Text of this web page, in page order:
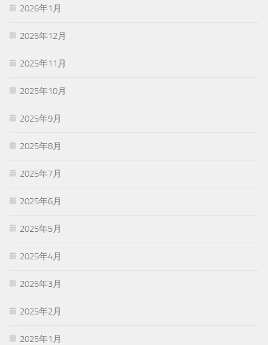
2026年1月
2025年12月
2025年11月
2025年10月
2025年9月
2025年8月
2025年7月
2025年6月
2025年5月
2025年4月
2025年3月
2025年2月
2025年1月